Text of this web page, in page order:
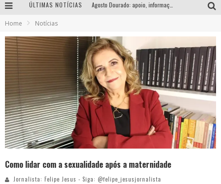
ÚLTIMAS NOTÍCIAS
Esplanada fica pequena e CÊ TÁ DOIDO FESTIVAL anuncia mudança para o gramado do Mineirão
Home Notícias
Como lidar com a sexualidade após a maternidade
Jornalista: Felipe Jesus - Siga: @felipe_jesusjornalista